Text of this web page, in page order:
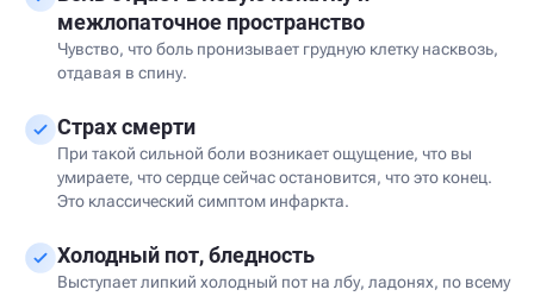
межлопаточное пространство
Чувство, что боль пронизывает грудную клетку насквозь,
отдавая в спину.
Страх смерти
При такой сильной боли возникает ощущение, что вы
умираете, что сердце сейчас остановится, что это конец.
Это классический симптом инфаркта.
Холодный пот, бледность
Выступает липкий холодный пот на лбу, ладонях, по всему